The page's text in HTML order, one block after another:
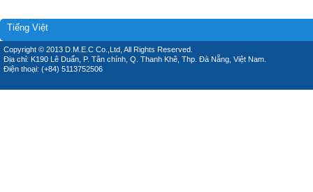
Tiếng Việt
Copyright © 2013 D.M.E.C Co.,Ltd, All Rights Reserved.
Địa chỉ: K190 Lê Duẩn, P. Tân chính, Q. Thanh Khê, Thp. Đà Nẵng, Việt Nam.
Điện thoại: (+84) 5113752506